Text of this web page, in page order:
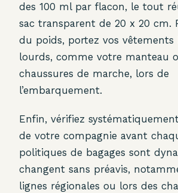
des 100 ml par flacon, le tout
sac transparent de 20 x 20 cm.
du poids, portez vos vêtements
lourds, comme votre manteau
chaussures de marche, lors de
l’embarquement.
Enfin, vérifiez
de votre compagnie avant
politiques de bagages sont
changent sans préavis,
lignes régionales ou lors des